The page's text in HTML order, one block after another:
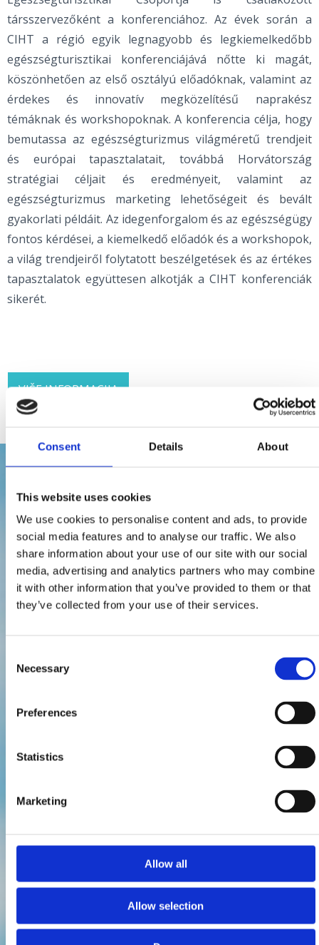
Consent Details About
This website uses cookies
We use cookies to personalise content and ads, to provide
social media features and to analyse our traffic. We also
share information about your use of our site with our social
media, advertising and analytics partners who may combine
it with other information that you’ve provided to them or that
they’ve collected from your use of their services.
Selection
Necessary
Preferences
Statistics
Marketing
Allow all
Allow selection
társszervezőként a konferenciához. Az évek során a
CIHT a régió egyik legnagyobb és legkiemelkedőbb
egészségturisztikai konferenciájává nőtte ki magát,
köszönhetően az első osztályú előadóknak, valamint az
érdekes és innovatív megközelítésű naprakész
témáknak és workshopoknak. A konferencia célja, hogy
bemutassa az egészségturizmus világméretű trendjeit
és európai tapasztalatait, továbbá Horvátország
stratégiai céljait és eredményeit, valamint az
egészségturizmus marketing lehetőségeit és bevált
gyakorlati példáit. Az idegenforgalom és az egészségügy
fontos kérdései, a kiemelkedő előadók és a workshopok,
a világ trendjeiről folytatott beszélgetések és az értékes
tapasztalatok együttesen alkotják a CIHT konferenciák
sikerét.
VIŠE INFORMACIJA